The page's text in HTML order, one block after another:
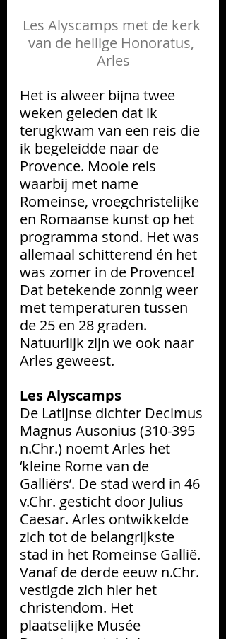
Les Alyscamps met de kerk
van de heilige Honoratus,
Arles
Het is alweer bijna twee
weken geleden dat ik
terugkwam van een reis die
ik begeleidde naar de
Provence. Mooie reis
waarbij met name
Romeinse, vroegchristelijke
en Romaanse kunst op het
programma stond. Het was
allemaal schitterend én het
was zomer in de Provence!
Dat betekende zonnig weer
met temperaturen tussen
de 25 en 28 graden.
Natuurlijk zijn we ook naar
Arles geweest.
Les Alyscamps
De Latijnse dichter Decimus
Magnus Ausonius (310-395
n.Chr.) noemt Arles het
‘kleine Rome van de
Galliërs’. De stad werd in 46
v.Chr. gesticht door Julius
Caesar. Arles ontwikkelde
zich tot de belangrijkste
stad in het Romeinse Gallië.
Vanaf de derde eeuw n.Chr.
vestigde zich hier het
christendom. Het
plaatselijke Musée